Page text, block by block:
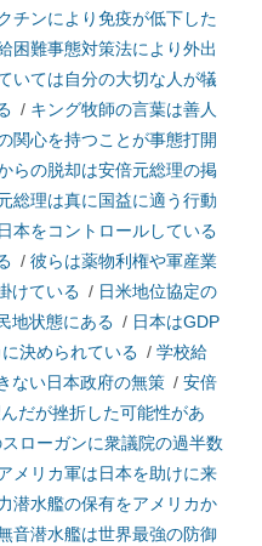
チンにより免疫が低下した
困難事態対策法により外出
いては自分の大切な人が犠
/ キング牧師の言葉は善人
関心を持つことが事態打開
らの脱却は安倍元総理の掲
総理は真に国益に適う行動
日本をコントロールしている
/ 彼らは薬物利権や軍産業
けている / 日米地位協定の
地状態にある / 日本はGDP
決められている / 学校給
ない日本政府の無策 / 安倍
だが挫折した可能性があ
ローガンに衆議院の過半数
メリカ軍は日本を助けに来
潜水艦の保有をアメリカか
音潜水艦は世界最強の防御